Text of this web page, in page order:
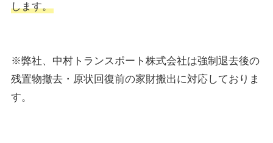
します。
※弊社、中村トランスポート株式会社は強制退去後の
残置物撤去・原状回復前の家財搬出に対応しておりま
す。